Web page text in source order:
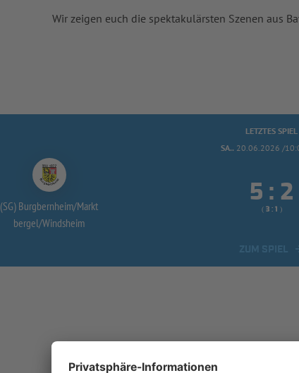
Wir zeigen euch die spektakulärsten Szenen aus
LETZTES SPIEL
SA.. 20.06.2026 /
(SG) Burgbernheim/Markt
bergel/Windsheim
 : 
(  :  )